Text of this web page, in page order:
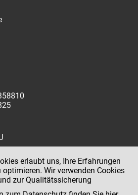
erlaubt uns, Ihre Erfahrungen
Wir verwenden Cookies
zur Qualitätssicherung